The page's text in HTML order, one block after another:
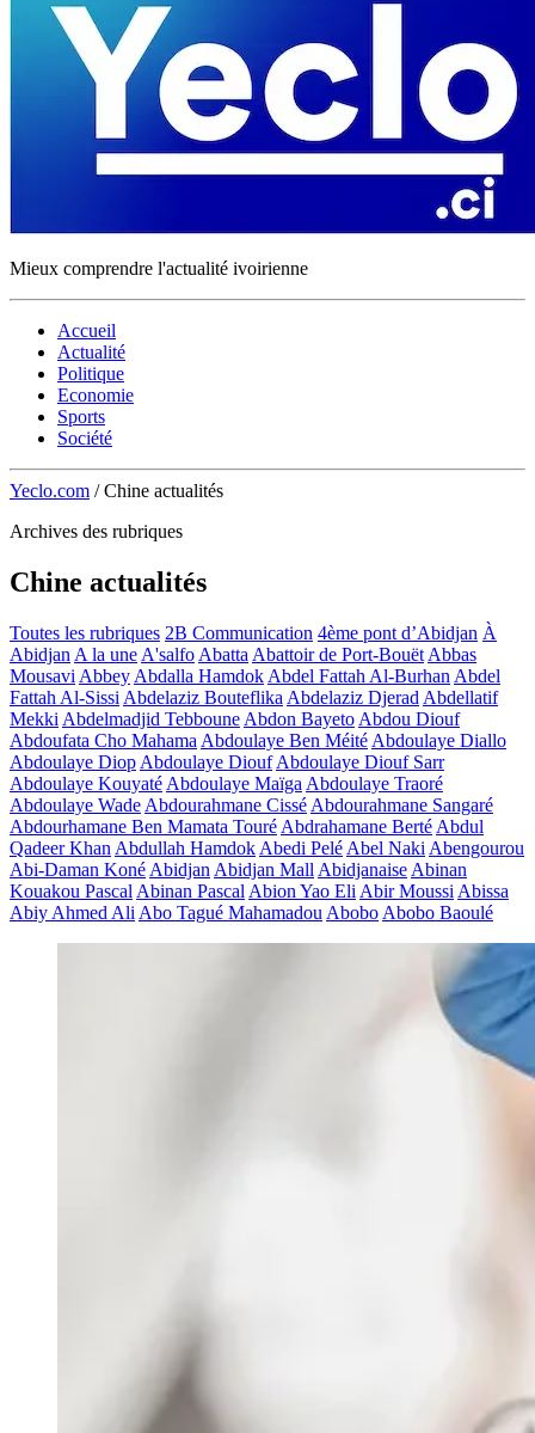
Mieux comprendre l'actualité ivoirienne
Accueil
Actualité
Politique
Economie
Sports
Société
Yeclo.com / Chine actualités
Archives des rubriques
Chine actualités
Toutes les rubriques 2B Communication 4ème pont d’Abidjan À
Abidjan A la une A'salfo Abatta Abattoir de Port-Bouët Abbas
Mousavi Abbey Abdalla Hamdok Abdel Fattah Al-Burhan Abdel
Fattah Al-Sissi Abdelaziz Bouteflika Abdelaziz Djerad Abdellatif
Mekki Abdelmadjid Tebboune Abdon Bayeto Abdou Diouf
Abdoufata Cho Mahama Abdoulaye Ben Méité Abdoulaye Diallo
Abdoulaye Diop Abdoulaye Diouf Abdoulaye Diouf Sarr
Abdoulaye Kouyaté Abdoulaye Maïga Abdoulaye Traoré
Abdoulaye Wade Abdourahmane Cissé Abdourahmane Sangaré
Abdourhamane Ben Mamata Touré Abdrahamane Berté Abdul
Qadeer Khan Abdullah Hamdok Abedi Pelé Abel Naki Abengourou
Abi-Daman Koné Abidjan Abidjan Mall Abidjanaise Abinan
Kouakou Pascal Abinan Pascal Abion Yao Eli Abir Moussi Abissa
Abiy Ahmed Ali Abo Tagué Mahamadou Abobo Abobo Baoulé